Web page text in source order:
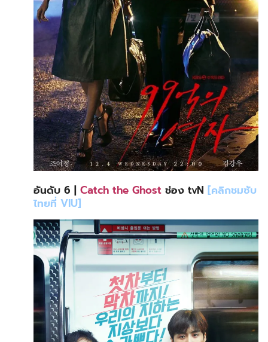
อันดับ 6 | Catch the Ghost ช่อง tvN [คลิกชมซับ
ไทยที่ VIU]